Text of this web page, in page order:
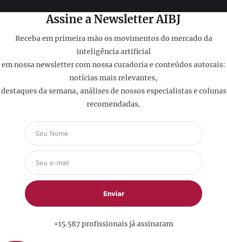
Assine a Newsletter AIBJ
Receba em primeira mão os movimentos do mercado da
inteligência artificial
em nossa newsletter com nossa curadoria e conteúdos autorais:
notícias mais relevantes,
destaques da semana, análises de nossos especialistas e colunas
recomendadas.
+15.587 profissionais já assinaram